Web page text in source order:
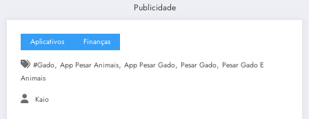
Publicidade
Aplicativos Finanças
#gado, App Pesar Animais, App Pesar Gado, Pesar Gado, Pesar Gado E
Animais
Kaio